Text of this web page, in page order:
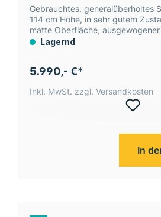
Gebrauchtes, generalüberholtes
114 cm Höhe, in sehr gutem
matte Oberfläche,
überzeugendes Preis-Leistungs-
Lagernd
5.990,- €*
Inkl. MwSt. zzgl. Versandkosten
In